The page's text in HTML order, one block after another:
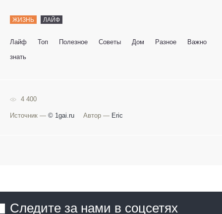
ЖИЗНЬ ЛАЙФ
Лайф Топ Полезное Советы Дом Разное
Важно
знать
4 400
Источник — © 1gai.ru Автор — Eric
Следите за нами в соцсетях